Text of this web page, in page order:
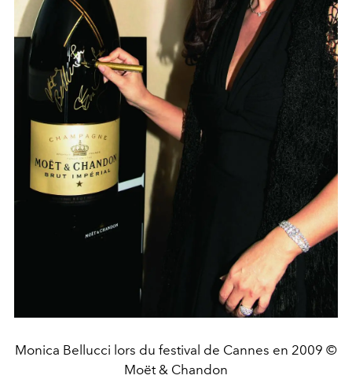
Monica Bellucci lors du festival de Cannes en 2009 ©
Moët & Chandon